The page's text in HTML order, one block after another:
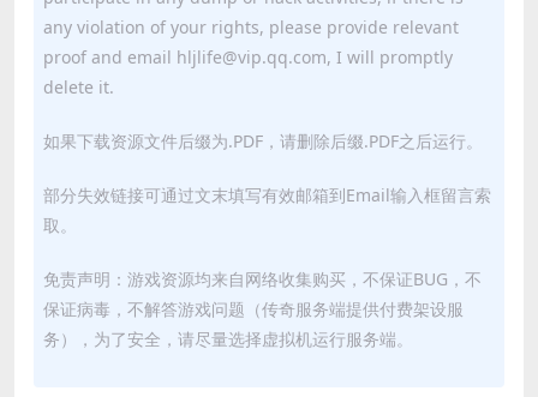
any violation of your rights, please provide relevant
proof and email hljlife@vip.qq.com, I will promptly
delete it.
如果下载资源文件后缀为.PDF，请删除后缀.PDF之后运行。
部分失效链接可通过文末填写有效邮箱到Email输入框留言索
取。
免责声明：游戏资源均来自网络收集购买，不保证BUG，不
保证病毒，不解答游戏问题（传奇服务端提供付费架设服
务），为了安全，请尽量选择虚拟机运行服务端。